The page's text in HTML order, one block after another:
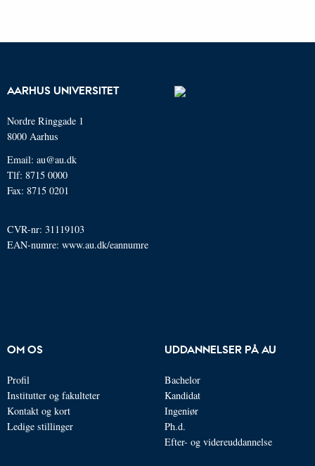
AARHUS UNIVERSITET
Nordre Ringgade 1
8000 Aarhus
Email: au@au.dk
Tlf: 8715 0000
Fax: 8715 0201
CVR-nr: 31119103
EAN-numre: www.au.dk/eannumre
OM OS
Profil
Institutter og fakulteter
Kontakt og kort
Ledige stillinger
UDDANNELSER PÅ AU
Bachelor
Kandidat
Ingeniør
Ph.d.
Efter- og videreuddannelse